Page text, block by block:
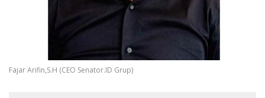
Fajar Arifin,S.H (CEO Senator.ID Grup)